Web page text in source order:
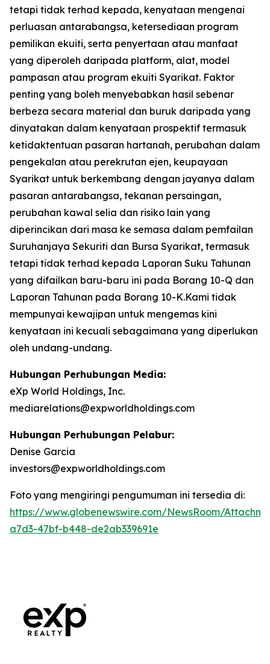
tetapi tidak terhad kepada, kenyataan mengenai
perluasan antarabangsa, ketersediaan program
pemilikan ekuiti, serta penyertaan atau manfaat
yang diperoleh daripada platform, alat, model
pampasan atau program ekuiti Syarikat. Faktor
penting yang boleh menyebabkan hasil sebenar
berbeza secara material dan buruk daripada yang
dinyatakan dalam kenyataan prospektif termasuk
ketidaktentuan pasaran hartanah, perubahan dalam
pengekalan atau perekrutan ejen, keupayaan
Syarikat untuk berkembang dengan jayanya dalam
pasaran antarabangsa, tekanan persaingan,
perubahan kawal selia dan risiko lain yang
diperincikan dari masa ke semasa dalam pemfailan
Suruhanjaya Sekuriti dan Bursa Syarikat, termasuk
tetapi tidak terhad kepada Laporan Suku Tahunan
yang difailkan baru-baru ini pada Borang 10-Q dan
Laporan Tahunan pada Borang 10-K.Kami tidak
mempunyai kewajipan untuk mengemas kini
kenyataan ini kecuali sebagaimana yang diperlukan
oleh undang-undang.
Hubungan Perhubungan Media:
eXp World Holdings, Inc.
mediarelations@expworldholdings.com
Hubungan Perhubungan Pelabur:
Denise Garcia
investors@expworldholdings.com
Foto yang mengiringi pengumuman ini tersedia di:
https://www.globenewswire.com/NewsRoom/
a7d3-47bf-b448-de2ab339691e